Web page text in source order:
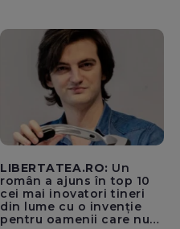
pentru instaurarea
„cenzurii” pe platforma X
LIBERTATEA.RO: Un
român a ajuns în top 10
cei mai inovatori tineri
din lume cu o invenție
pentru oamenii care nu